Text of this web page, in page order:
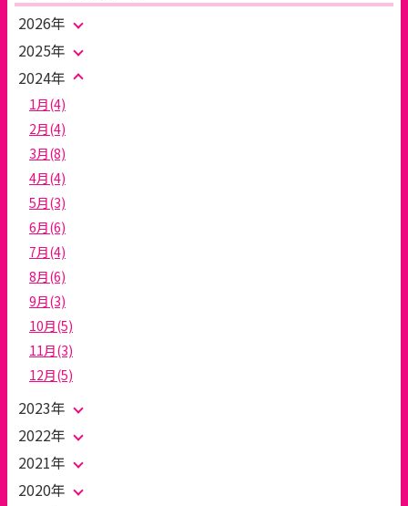
2026年
2025年
2024年
1月(4)
2月(4)
3月(8)
4月(4)
5月(3)
6月(6)
7月(4)
8月(6)
9月(3)
10月(5)
11月(3)
12月(5)
2023年
2022年
2021年
2020年